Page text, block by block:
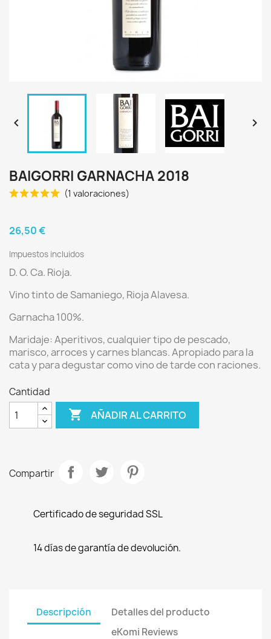
 
BAIGORRI GARNACHA 2018
(1 valoraciones)
26,50 €
Impuestos incluidos
D. O. Ca. Rioja.
Vino tinto deSamaniego, Rioja Alavesa.
Garnacha 100%.
Maridaje:Aperitivos, cualquier tipo de pescado,
marisco, arroces y carnes blancas. Apropiado para la
cata y para degustar como vino de tarde con raciones.
Cantidad
 AÑADIR AL CARRITO
Compartir
Certificado de seguridad SSL
14 días de garantía de devolución.
Descripción
Detalles del producto
eKomi Reviews